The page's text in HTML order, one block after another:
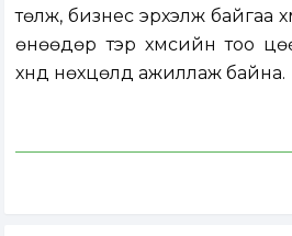
төлж, бизнес эрхэлж байгаа
өнөөдөр тэр хүмүүсийн тоо
хүнд нөхцөлд ажиллаж байна.